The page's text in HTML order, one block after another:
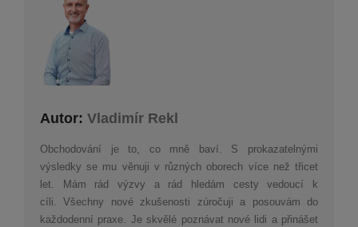
Autor: Vladimír Rekl
Obchodování je to, co mně baví. S prokazatelnými
výsledky se mu věnuji v různých oborech více než třicet
let. Mám rád výzvy a rád hledám cesty vedoucí k
cíli. Všechny nové zkušenosti zúročuji a posouvám do
každodenní praxe. Je skvělé poznávat nové lidi a přinášet